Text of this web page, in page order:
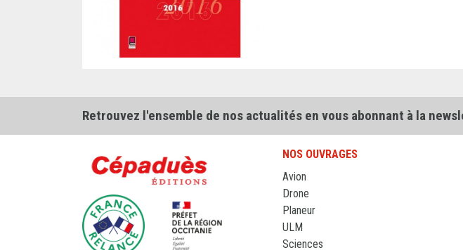
Retrouvez l'ensemble de nos actualités en vous abonnant à la
NOS OUVRAGES
Avion
Drone
Planeur
ULM
Sciences